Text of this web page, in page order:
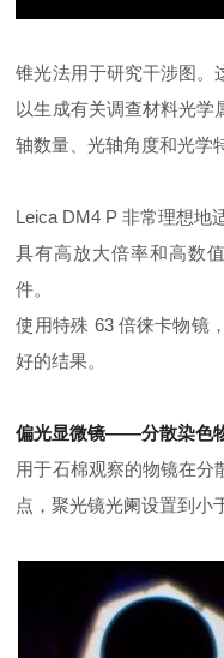
锥光法用于研究干涉图。
以生成有关调查材料光学
轴数量、光轴角度和光学
Leica DM4 P 非常理想地
具有高放大倍率和高数
件。
使用特殊 63 倍徕卡物镜
好的结果。
偏光显微镜——分散染色
用于石棉观察的物镜在分
点，聚光镜光阑设置到小